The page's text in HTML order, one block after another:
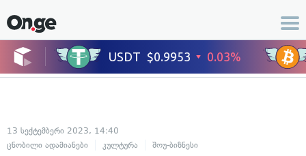
13 სექტემბერი 2023, 14:40
ცნობილი ადამიანები
კულტურა შოუ-ბიზნესი